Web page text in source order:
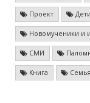
Проект
Новомученики и
СМИ
Книга Семья